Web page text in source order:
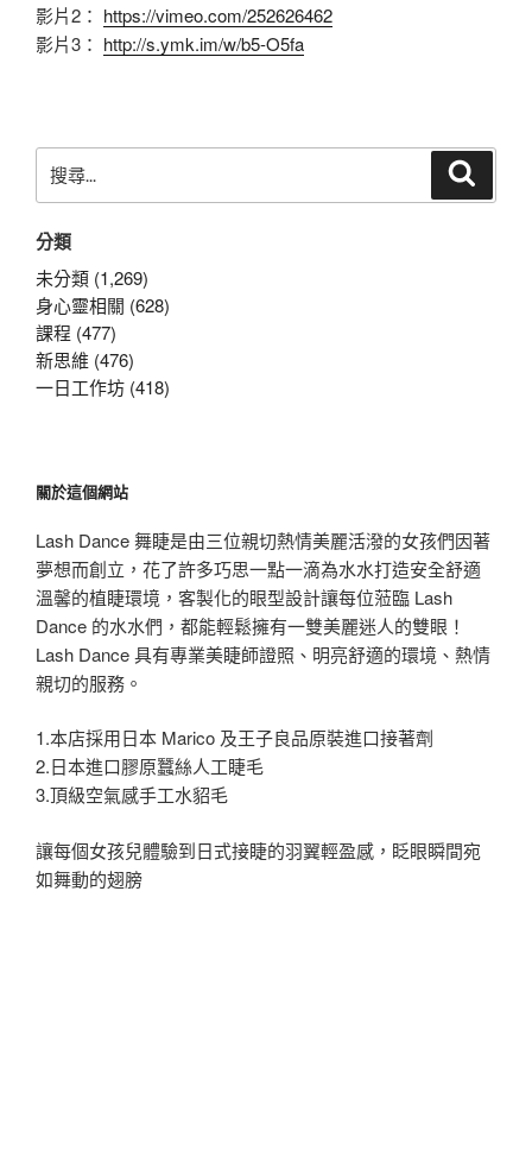
影片2： https://vimeo.com/252626462
影片3： http://s.ymk.im/w/b5-O5fa
尋
鍵
字:
分類
未分類 (1,269)
身心靈相關 (628)
課程 (477)
新思維 (476)
一日工作坊 (418)
關於這個網站
Lash Dance 舞睫是由三位親切熱情美麗活潑的女孩們因著
夢想而創立，花了許多巧思一點一滴為水水打造安全舒適
溫馨的植睫環境，客製化的眼型設計讓每位蒞臨 Lash
Dance 的水水們，都能輕鬆擁有一雙美麗迷人的雙眼！
Lash Dance 具有專業美睫師證照、明亮舒適的環境、熱情
親切的服務。
1.本店採用日本 Marico 及王子良品原裝進口接著劑
2.日本進口膠原蠶絲人工睫毛
3.頂級空氣感手工水貂毛
讓每個女孩兒體驗到日式接睫的羽翼輕盈感，眨眼瞬間宛
如舞動的翅膀